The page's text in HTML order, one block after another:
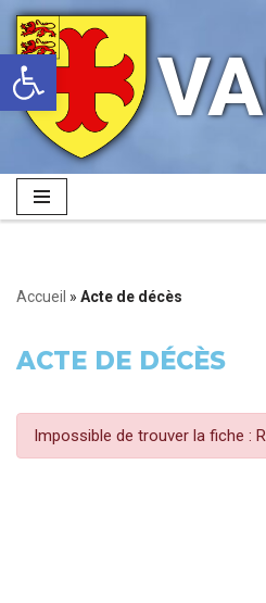
Ouvrir la barre d’outils
Aller
au
contenu
Accueil » Acte de décès
ACTE DE DÉCÈS
Impossible de trouver la fiche :